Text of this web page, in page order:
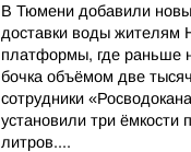
В Тюмени добавили
доставки воды жителям
платформы, где раньше
бочка объёмом две
сотрудники
установили три ёмкости
литров....